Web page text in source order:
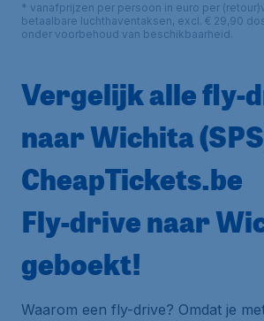
* vanafprijzen per persoon in euro per
betaalbare luchthaventaksen, excl. € 29,90
onder voorbehoud van beschikbaarheid.
Vergelijk alle fly-
naar Wichita
CheapTickets.be
Fly-drive naar
geboekt!
Waarom een fly-drive? Omdat je